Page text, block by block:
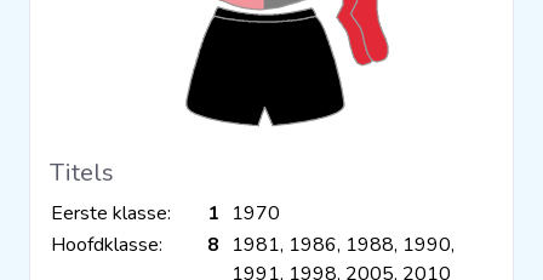
Titels
Eerste klasse: 1 1970
Hoofdklasse:
8 1981, 1986, 1988, 1990,
1991, 1998, 2005, 2010